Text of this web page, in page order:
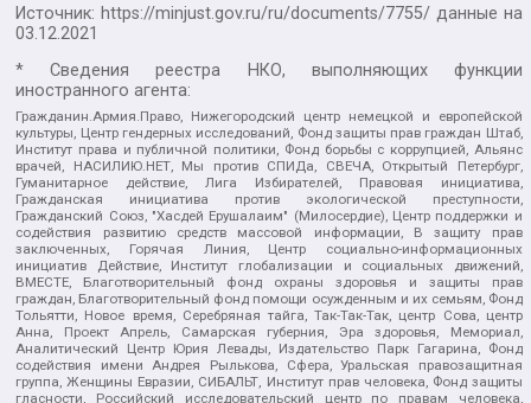
Источник: https://minjust.gov.ru/ru/documents/7755/ данные на
03.12.2021
* Сведения реестра НКО, выполняющих функции
иностранного агента:
Гражданин.Армия.Право, Нижегородский центр немецкой и европейской
культуры, Центр гендерных исследований, Фонд защиты прав граждан Штаб,
Институт права и публичной политики, Фонд борьбы с коррупцией, Альянс
врачей, НАСИЛИЮ.НЕТ, Мы против СПИДа, СВЕЧА, Открытый Петербург,
Гуманитарное действие, Лига Избирателей, Правовая инициатива,
Гражданская инициатива против экологической преступности,
Гражданский Союз, "Хасдей Ерушалаим" (Милосердие), Центр поддержки и
содействия развитию средств массовой информации, В защиту прав
заключенных, Горячая Линия, Центр социально-информационных
инициатив Действие, Институт глобализации и социальных движений,
ВМЕСТЕ, Благотворительный фонд охраны здоровья и защиты прав
граждан, Благотворительный фонд помощи осужденным и их семьям, Фонд
Тольятти, Новое время, Серебряная тайга, Так-Так-Так, центр Сова, центр
Анна, Проект Апрель, Самарская губерния, Эра здоровья, Мемориал,
Аналитический Центр Юрия Левады, Издательство Парк Гагарина, Фонд
содействия имени Андрея Рылькова, Сфера, Уральская правозащитная
группа, Женщины Евразии, СИБАЛЬТ, Институт прав человека, Фонд защиты
гласности, Российский исследовательский центр по правам человека,